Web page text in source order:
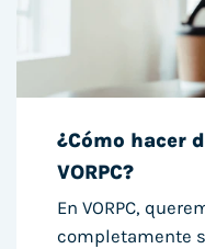
¿Cómo hacer
VORPC?
En VORPC,
completamente